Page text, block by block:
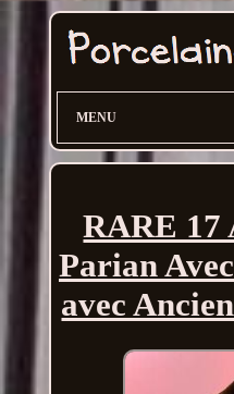
MENU
RARE 17
Parian
avec